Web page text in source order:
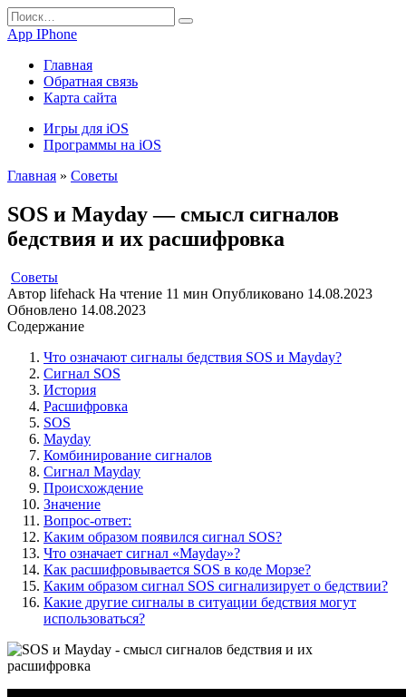
Перейти
к
содержанию
Search
for:
App IPhone
Главная
Обратная связь
Карта сайта
Игры для iOS
Программы на iOS
Главная » Советы
SOS и Mayday — смысл сигналов
бедствия и их расшифровка
Советы
Автор lifehack На чтение 11 мин Опубликовано 14.08.2023
Обновлено 14.08.2023
Содержание
Что означают сигналы бедствия SOS и Mayday?
Сигнал SOS
История
Расшифровка
SOS
Mayday
Комбинирование сигналов
Сигнал Mayday
Происхождение
Значение
Вопрос-ответ:
Каким образом появился сигнал SOS?
Что означает сигнал «Mayday»?
Как расшифровывается SOS в коде Морзе?
Каким образом сигнал SOS сигнализирует о бедствии?
Какие другие сигналы в ситуации бедствия могут
использоваться?